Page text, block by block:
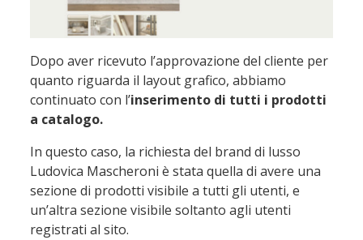
Dopo aver ricevuto l’approvazione del cliente per
quanto riguarda il layout grafico, abbiamo
continuato con l’inserimento di tutti i prodotti
a catalogo.
In questo caso, la richiesta del brand di lusso
Ludovica Mascheroni è stata quella di avere una
sezione di prodotti visibile a tutti gli utenti, e
un’altra sezione visibile soltanto agli utenti
registrati al sito.